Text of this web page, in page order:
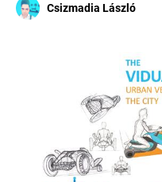
Csizmadia László